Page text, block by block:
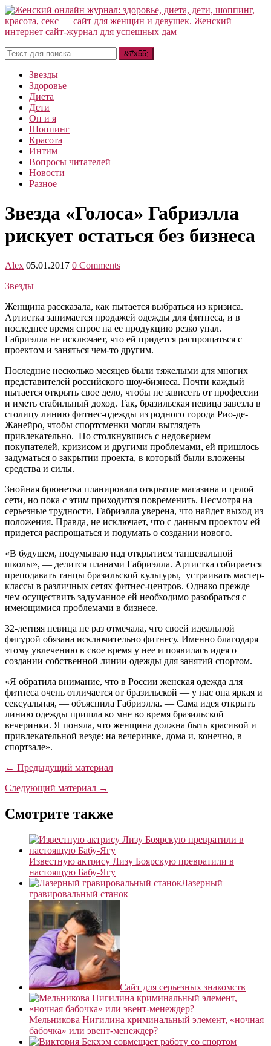
Звезды
Здоровье
Диета
Дети
Он и я
Шоппинг
Красота
Интим
Вопросы читателей
Новости
Разное
Звезда «Голоса» Габриэлла
рискует остаться без бизнеса
Alex 05.01.2017 0 Comments
Звезды
Женщина рассказала, как пытается выбраться из кризиса.
Артистка занимается продажей одежды для фитнеса, и в
последнее время спрос на ее продукцию резко упал.
Габриэлла не исключает, что ей придется распрощаться с
проектом и заняться чем-то другим.
Последние несколько месяцев были тяжелыми для многих
представителей российского шоу-бизнеса. Почти каждый
пытается открыть свое дело, чтобы не зависеть от профессии
и иметь стабильный доход. Так, бразильская певица завезла в
столицу линию фитнес-одежды из родного города Рио-де-
Жанейро, чтобы спортсменки могли выглядеть
привлекательно. Но столкнувшись с недоверием
покупателей, кризисом и другими проблемами, ей пришлось
задуматься о закрытии проекта, в который были вложены
средства и силы.
Знойная брюнетка планировала открытие магазина и целой
сети, но пока с этим приходится повременить. Несмотря на
серьезные трудности, Габриэлла уверена, что найдет выход из
положения. Правда, не исключает, что с данным проектом ей
придется распрощаться и подумать о создании нового.
«В будущем, подумываю над открытием танцевальной
школы», — делится планами Габриэлла. Артистка собирается
преподавать танцы бразильской культуры, устраивать мастер-
классы в различных сетях фитнес-центров. Однако прежде
чем осуществить задуманное ей необходимо разобраться с
имеющимися проблемами в бизнесе.
32-летняя певица не раз отмечала, что своей идеальной
фигурой обязана исключительно фитнесу. Именно благодаря
этому увлечению в свое время у нее и появилась идея о
создании собственной линии одежды для занятий спортом.
«Я обратила внимание, что в России женская одежда для
фитнеса очень отличается от бразильской — у нас она яркая и
сексуальная, — объяснила Габриэлла. — Сама идея открыть
линию одежды пришла ко мне во время бразильской
вечеринки. Я поняла, что женщина должна быть красивой и
привлекательной везде: на вечеринке, дома и, конечно, в
спортзале».
← Предыдущий материал
Следующий материал →
Смотрите также
Известную актрису Лизу Боярскую превратили в
настоящую Бабу-Ягу
Лазерный
гравировальный станок
Сайт для серьезных знакомств
Мельникова Нигилина криминальный элемент, «ночная
бабочка» или эвент-менеждер?